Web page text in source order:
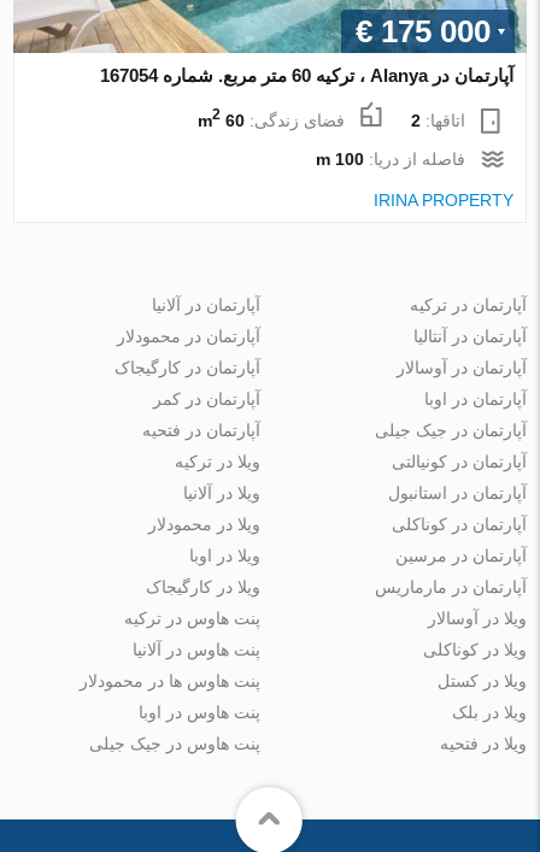
€ 175 000
آپارتمان در Alanya ، ترکیه 60 متر مربع. شماره 167054
اتاقها:2 فضای زندگی:60 m
2
فاصله از دریا:100 m
IRINA PROPERTY
آپارتمان در ترکیه
آپارتمان در آنتالیا
آپارتمان در آوسالار
آپارتمان در اوبا
آپارتمان در جیک جیلی
آپارتمان در آلانیا
آپارتمان در محمودلار
آپارتمان در کارگیجاک
آپارتمان در کمر
آپارتمان در فتحیه
آپارتمان در کونیالتی
آپارتمان در استانبول
آپارتمان در کوناکلی
آپارتمان در مرسین
آپارتمان در مارماریس
ویلا در ترکیه
ویلا در آلانیا
ویلا در محمودلار
ویلا در اوبا
ویلا در کارگیجاک
ویلا در آوسالار
ویلا در کوناکلی
ویلا در کستل
ویلا در بلک
ویلا در فتحیه
پنت هاوس در ترکیه
پنت هاوس در آلانیا
پنت هاوس ها در محمودلار
پنت هاوس در اوبا
پنت هاوس در جیک جیلی